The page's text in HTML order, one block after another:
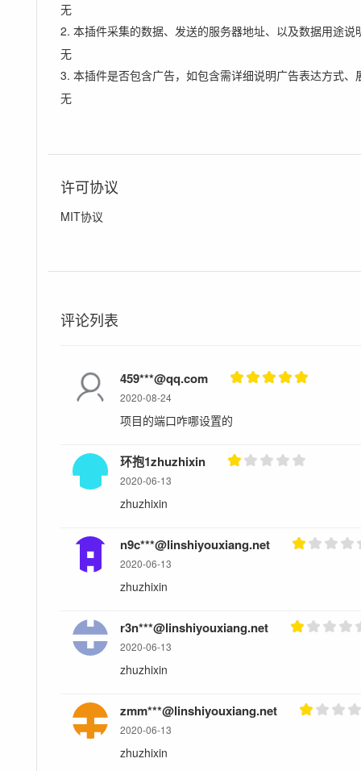
无
2. 本插件采集的数据、发送的服务器地址、以及数据用途说
无
3. 本插件是否包含广告，如包含需详细说明广告表达方式、
无
许可协议
MIT协议
评论列表
459***@qq.com
2020-08-24
项目的端口咋哪设置的
环抱1zhuzhixin
2020-06-13
zhuzhixin
n9c***@linshiyouxiang.net
2020-06-13
zhuzhixin
r3n***@linshiyouxiang.net
2020-06-13
zhuzhixin
zmm***@linshiyouxiang.net
2020-06-13
zhuzhixin